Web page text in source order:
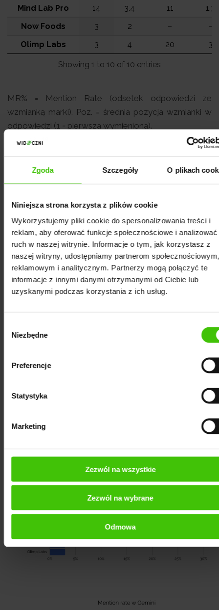
Zgoda Szczegóły O plikach
Niniejsza strona korzysta z plików cookie
Wykorzystujemy pliki cookie do spersonalizowania treści i
reklam, aby oferować funkcje społecznościowe i analizować
ruch w naszej witrynie. Informacje o tym, jak korzystasz z
naszej witryny, udostępniamy partnerom społecznościowym,
reklamowym i analitycznym. Partnerzy mogą połączyć te
informacje z innymi danymi otrzymanymi od Ciebie lub
uzyskanymi podczas korzystania z ich usług.
zgody
Niezbędne
Preferencje
Statystyka
Marketing
Zezwól na wszystkie
Zezwól na wybrane
Odmowa
Mind Lab Pro 14 3.4 11
1.3
Now Foods
3 2 –
–
Olimp Labs
3 4 20 3
Showing 1 to 10 of 10 entries
MR% = Mention Rate (odsetek odpowiedzi ze
wzmianką marki). Poz. = średnia pozycja wzmianki w
odpowiedzi (1 = pierwsza wymieniona).